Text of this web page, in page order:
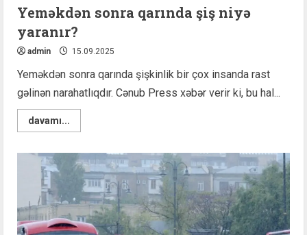
Yeməkdən sonra qarında şiş niyə
yaranır?
admin 15.09.2025
Yeməkdən sonra qarında şişkinlik bir çox insanda rast
gəlinən narahatlıqdır. Cənub Press xəbər verir ki, bu hal...
davamı...
more
sonra
qarında
niyə
yaranır?